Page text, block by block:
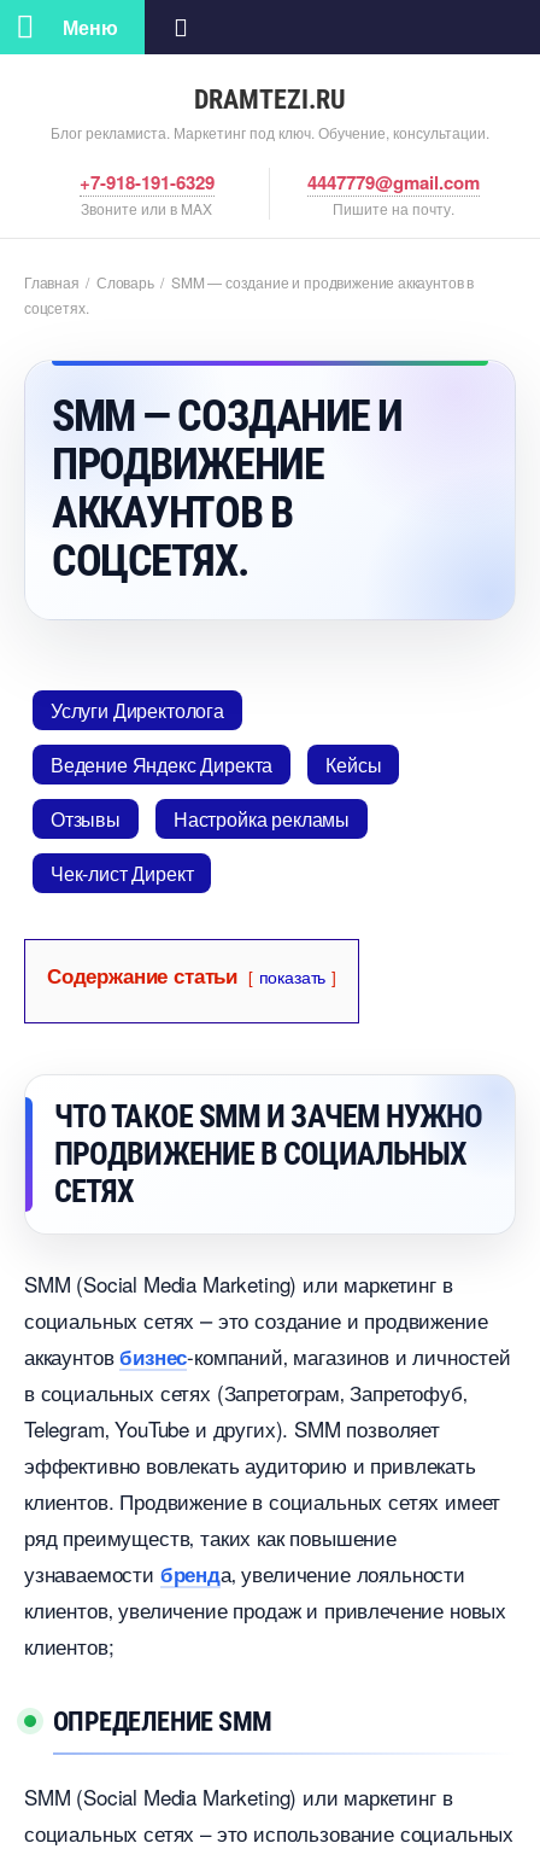
DRAMTEZI.RU
Блог рекламиста. Маркетинг под ключ. Обучение, консультации.
Меню
+7-918-191-6329
Звоните или в MAX
4447779@gmail.com
Пишите на почту.
Главная / Словарь/ SMM — создание и продвижение аккаунто
соцсетях.
SMM — СОЗДАНИЕ И
ПРОДВИЖЕНИЕ
АККАУНТО
СОЦСЕТЯХ.
Услуги Директолога
едение Яндекс Директа
Кейсы
Отзывы
Настройка рекламы
Чек-лист Директ
Содержание статьи показать
ЧТО ТАКОЕ SMM И ЗАЧЕМ НУЖНО
ПРОДВИЖЕНИЕ В СОЦИАЛЬНЫХ
СЕТЯХ
SMM (Social Media Marketing) или маркетин
социальных сетях ⎼ это создание и продвижение
аккаунтоизнес-компаний‚ магазинов и личностей
социальных сетях (Запретограм‚ Запретофу
Telegram‚ YouTube и других). SMM позволяет
эффективно вовлекать аудиторию и привлекать
клиентов.​ Продвижение в социальных сетях имеет
ряд преимуществ‚ таких как повышение
узнаваемости ренда‚ увеличение лояльности
клиентов‚ увеличение продаж и привлечение новых
клиентов;
ОПРЕДЕЛЕНИЕ SMM
SMM (Social Media Marketing) или маркетин
социальных сетях – это использование социальных